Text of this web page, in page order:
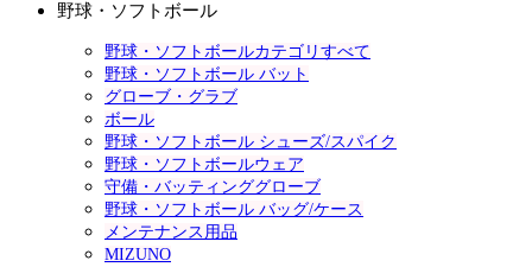
野球・ソフトボール
野球・ソフトボールカテゴリすべて
野球・ソフトボール バット
グローブ・グラブ
ボール
野球・ソフトボール シューズ/スパイク
野球・ソフトボールウェア
守備・バッティンググローブ
野球・ソフトボール バッグ/ケース
メンテナンス用品
MIZUNO